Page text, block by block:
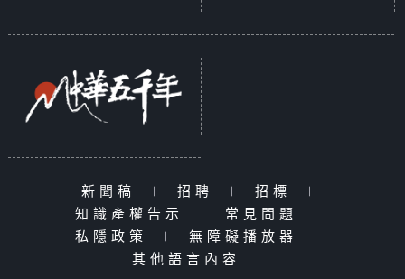
新聞稿 | 招聘 | 招標
|
知識產權告示
| 常見問題
|
私隱政策
| 無障礙播放器
|
其他語言內容
|